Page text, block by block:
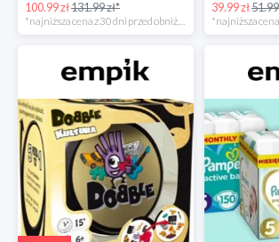
100.99 zł131.99 zł*
*najniższa cena z 30 dni przed obniżką
39.99 zł